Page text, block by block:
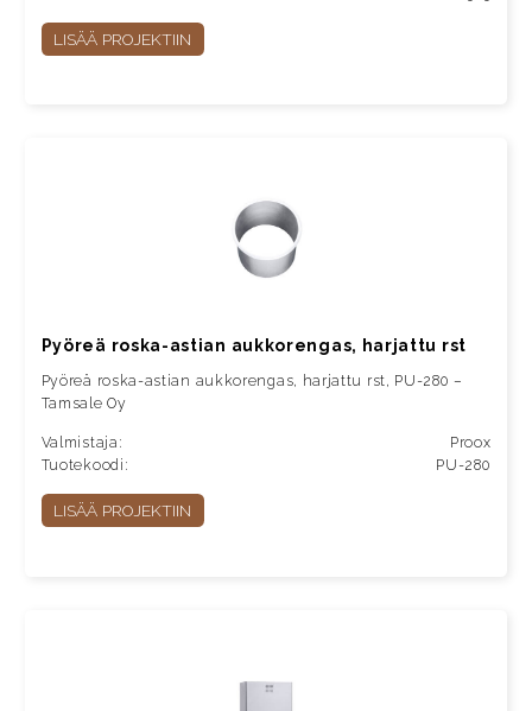
LISÄÄ PROJEKTIIN
Pyöreä roska-astian aukkorengas, harjattu rst
Pyöreä roska-astian aukkorengas, harjattu rst, PU-280 –
Tamsale Oy
Valmistaja:
Proox
Tuotekoodi:
PU-280
LISÄÄ PROJEKTIIN